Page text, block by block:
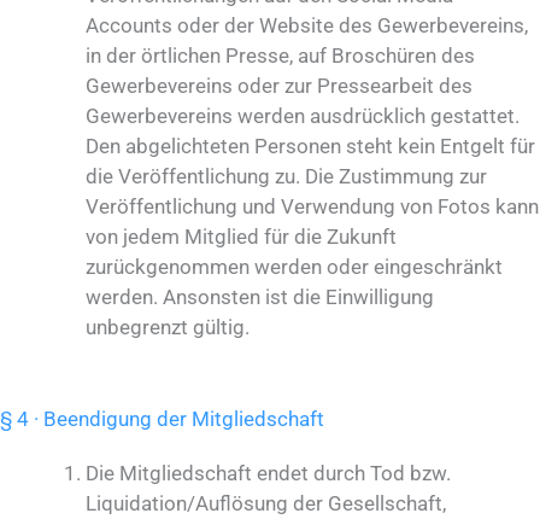
Accounts oder der Website des Gewerbevereins,
in der örtlichen Presse, auf Broschüren des
Gewerbevereins oder zur Pressearbeit des
Gewerbevereins werden ausdrücklich gestattet.
Den abgelichteten Personen steht kein Entgelt für
die Veröffentlichung zu. Die Zustimmung zur
Veröffentlichung und Verwendung von Fotos kann
von jedem Mitglied für die Zukunft
zurückgenommen werden oder eingeschränkt
werden. Ansonsten ist die Einwilligung
unbegrenzt gültig.
§ 4 · Beendigung der Mitgliedschaft
Die Mitgliedschaft endet durch Tod bzw.
Liquidation/Auflösung der Gesellschaft,